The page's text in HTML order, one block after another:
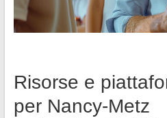
Risorse e
per Nancy-Metz